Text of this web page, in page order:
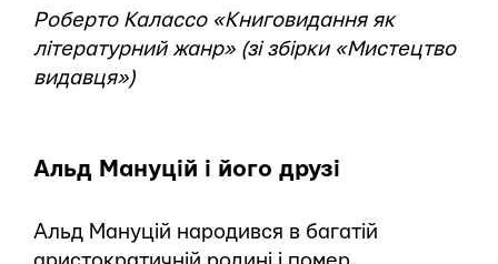
Роберто Калассо «Книговидання як
літературний жанр» (зі збірки «Мистецтво
видавця»)
Альд Мануцій і його друзі
Альд Мануцій народився в багатій